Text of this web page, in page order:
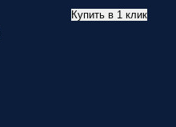
Купить в 1 клик